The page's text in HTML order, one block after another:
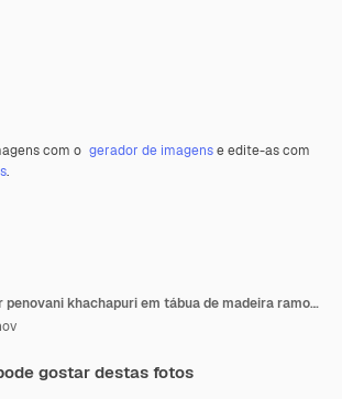
com o gerador de imagense edite-as com
.
Vista inferior penovani khachapuri em tábua de madeira ramo de flor seca em mesa vermelha escura cozinha georgiana
gostar destas fotos